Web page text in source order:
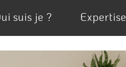
suis je ? Expertise